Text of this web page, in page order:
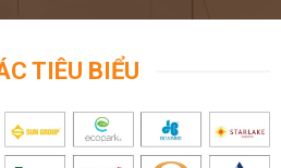
TIÊU BIỂU